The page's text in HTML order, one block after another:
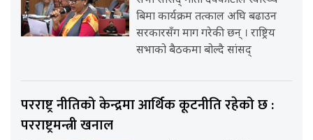
बिमा कार्यक्रम तत्काल अघि बढाउन
सरकारसँग माग गरेकी छन् । राष्ट्रिय
सभाको बैठकमा बोल्दै सांसद्
परराष्ट्र नीतिको केन्द्रमा आर्थिक कूटनीति रहेको छ :
परराष्ट्रमन्त्री खनाल